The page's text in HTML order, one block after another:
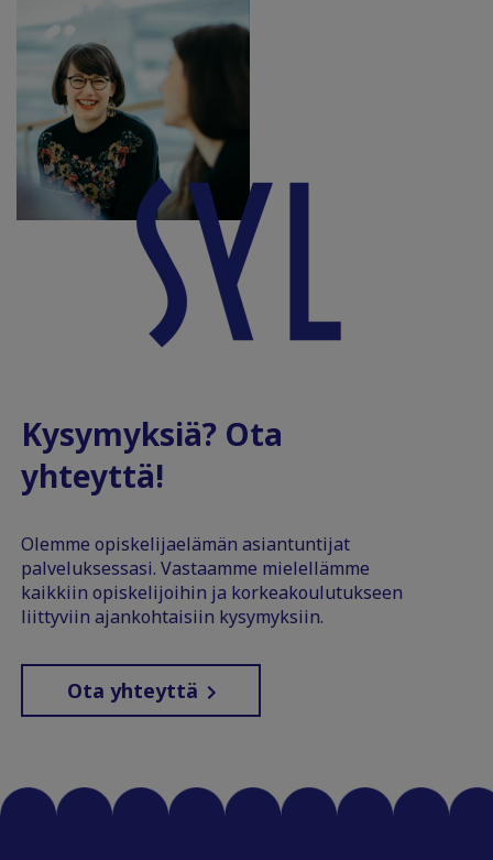
Kysymyksiä? Ota
yhteyttä!
Olemme opiskelijaelämän asiantuntijat
palveluksessasi. Vastaamme mielellämme
kaikkiin opiskelijoihin ja korkeakoulutukseen
liittyviin ajankohtaisiin kysymyksiin.
Ota yhteyttä